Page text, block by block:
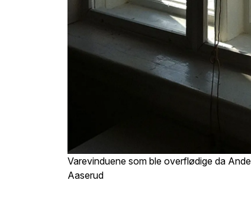
Varevinduene som ble overflødige da
Aaserud